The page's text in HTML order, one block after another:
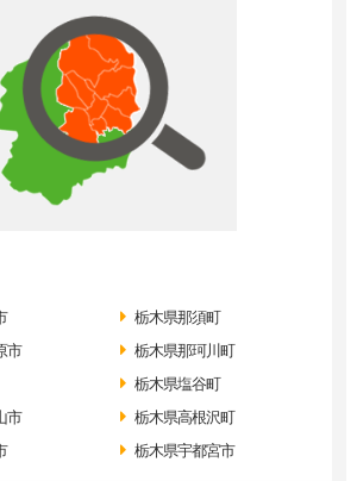
市
市
栃木県那須町
栃木県那珂川町
栃木県塩谷町
栃木県高根沢町
栃木県宇都宮市